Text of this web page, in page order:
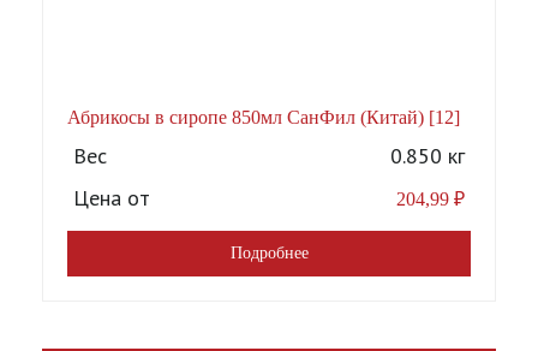
Абрикосы в сиропе 850мл СанФил (Китай) [12]
Вес
0.850 кг
Цена от
204,99 ₽
Подробнее